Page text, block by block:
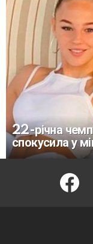
22-річна
спокусила у